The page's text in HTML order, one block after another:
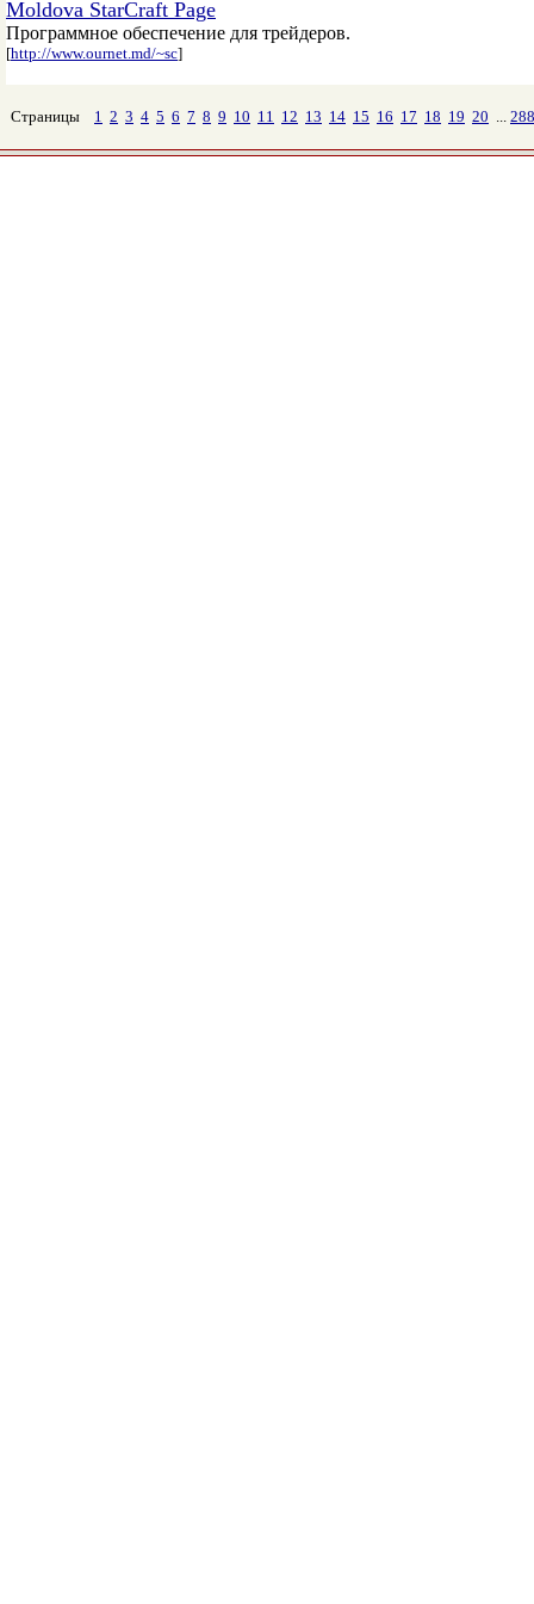
Moldova StarCraft Page
Программное обеспечение для трейдеров.
[http://www.ournet.md/~sc]
Страницы 1 2 3 4 5 6 7 8 9 10 11 12 13 14 15 16 17 18 19 20 ... 288